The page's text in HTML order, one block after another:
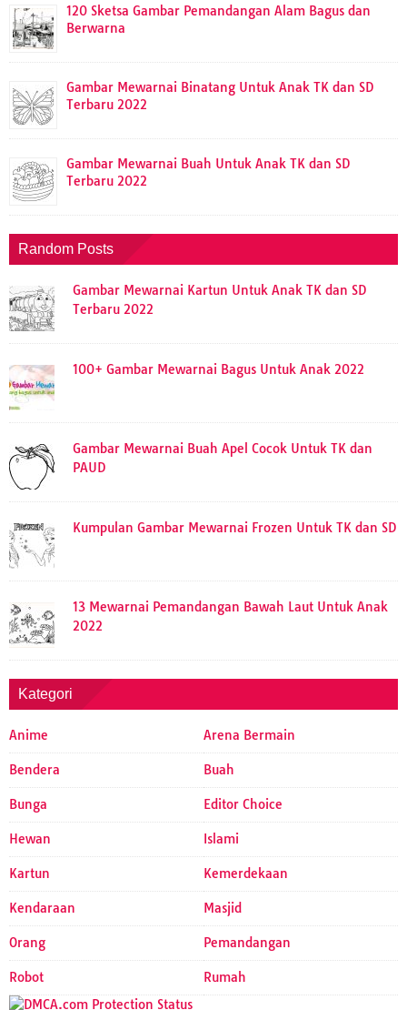
120 Sketsa Gambar Pemandangan Alam Bagus dan
Berwarna
Gambar Mewarnai Binatang Untuk Anak TK dan SD
Terbaru 2022
Gambar Mewarnai Buah Untuk Anak TK dan SD
Terbaru 2022
Random Posts
Gambar Mewarnai Kartun Untuk Anak TK dan SD
Terbaru 2022
100+ Gambar Mewarnai Bagus Untuk Anak 2022
Gambar Mewarnai Buah Apel Cocok Untuk TK dan
PAUD
Kumpulan Gambar Mewarnai Frozen Untuk TK dan SD
13 Mewarnai Pemandangan Bawah Laut Untuk Anak
2022
Kategori
Anime Arena Bermain
Bendera Buah
Bunga Editor Choice
Hewan Islami
Kartun Kemerdekaan
Kendaraan Masjid
Orang Pemandangan
Robot Rumah